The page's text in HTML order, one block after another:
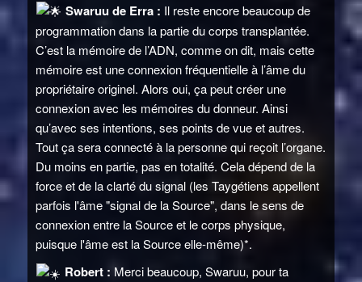
Swaruu de Erra : Il reste encore beaucoup de
programmation dans la partie du corps transplantée.
C’est la mémoire de l’ADN, comme on dit, mais cette
mémoire est une connexion fréquentielle à l’âme du
propriétaire originel. Alors oui, ça peut créer une
connexion avec les mémoires du donneur. Ainsi
qu’avec ses intentions, ses points de vue et autres.
Tout ça sera connecté à la personne qui reçoit l’organe.
Du moins en partie, pas en totalité. Cela dépend de la
force et de la clarté du signal (les Taygétiens appellent
parfois l'âme "signal de la Source", dans le sens de
connexion entre la Source et le corps physique,
puisque l'âme est la Source elle-même)*.
Robert : Merci beaucoup, Swaruu, pour ta